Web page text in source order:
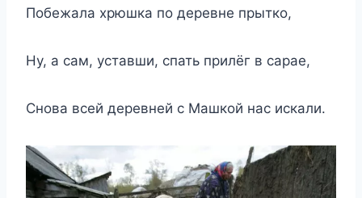
Побежала хрюшка по деревне прытко,
Ну, а сам, уставши, спать прилёг в сарае,
Снова всей деревней с Машкой нас искали.